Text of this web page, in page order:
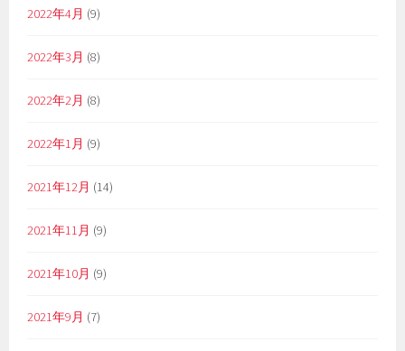
2022年4月 (9)
2022年3月 (8)
2022年2月 (8)
2022年1月 (9)
2021年12月 (14)
2021年11月 (9)
2021年10月 (9)
2021年9月 (7)